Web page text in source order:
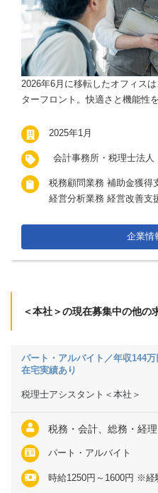
2026年6月に移転したオフィス
ターフロント。快適さと機能性
2025年1月
会計事務所・税理士法人
税務顧問業務 補助金獲得
経営分析業務 経営改善支
企業情
＜本社＞の現在募集中の他の
パート・アルバイト／年収144
在宅実績あり
税理士アシスタント＜本社＞
税務・会計、総務・経理
パート・アルバイト
時給1250円～1600円 ※経験